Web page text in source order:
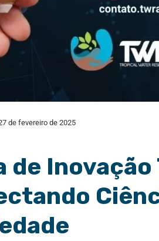
de fevereiro de 2025
de Inovação